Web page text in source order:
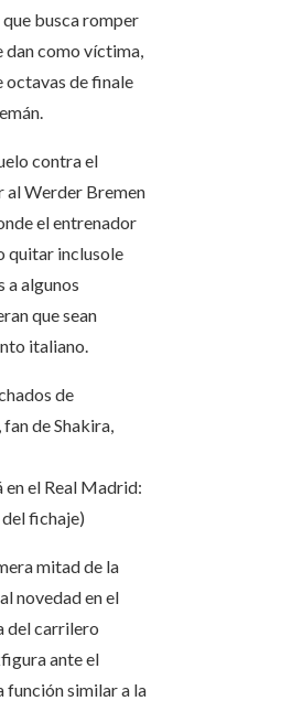
que busca romper
dan como víctima,
octavas de finale
contra el
al Werder Bremen
el entrenador
quitar inclusole
a algunos
que sean
italiano.
de
de Shakira,
en el Real Madrid:
fichaje)
mitad de la
novedad en el
del carrilero
figura ante el
función similar a la